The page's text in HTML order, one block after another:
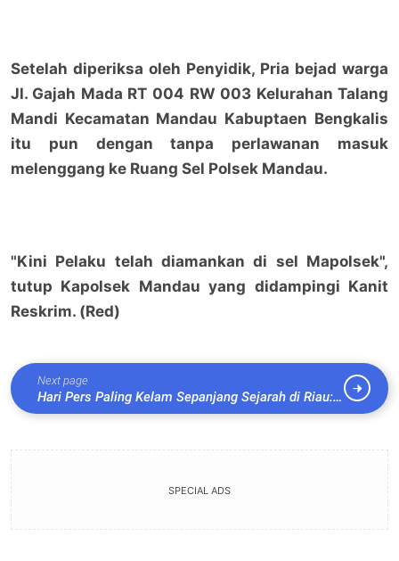
Setelah diperiksa oleh Penyidik, Pria bejad warga
Jl. Gajah Mada RT 004 RW 003 Kelurahan Talang
Mandi Kecamatan Mandau Kabuptaen Bengkalis
itu pun dengan tanpa perlawanan masuk
melenggang ke Ruang Sel Polsek Mandau.
"Kini Pelaku telah diamankan di sel Mapolsek",
tutup Kapolsek Mandau yang didampingi Kanit
Reskrim. (Red)
Next page
Hari Pers Paling Kelam Sepanjang Sejarah di Riau:
Killing The Press With Power
SPECIAL ADS